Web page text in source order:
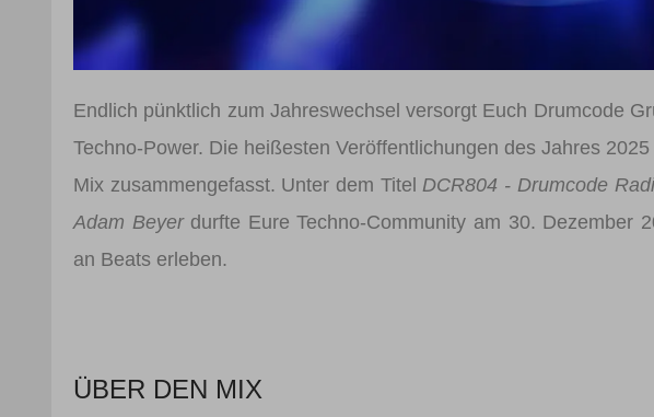
Endlich pünktlich zum Jahreswechsel versorgt Euch Drumcode
Techno-Power. Die heißesten Veröffentlichungen des Jahres
Mix zusammengefasst. Unter dem TitelDCR804 - Drumcode
Adam Beyerdurfte Eure Techno-Community am 30. Dezember
an Beats erleben.
ÜBER DEN MIX